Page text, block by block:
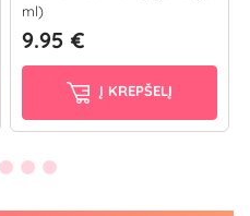
ml)
9.95 €
Į KREPŠELĮ